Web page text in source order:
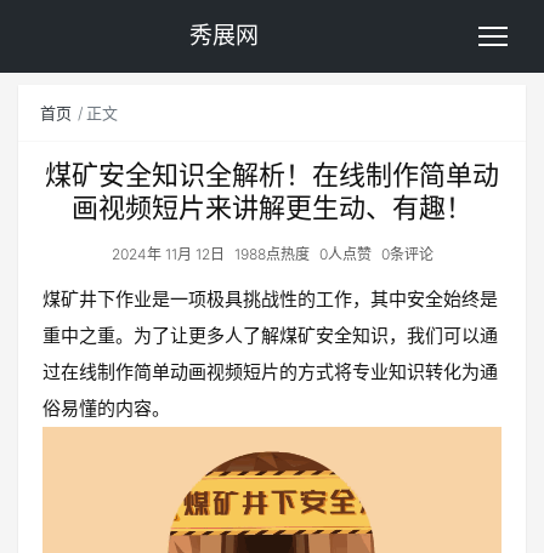
秀展网
首页 正文
煤矿安全知识全解析！在线制作简单动
画视频短片来讲解更生动、有趣！
2024年 11月 12日 1988点热度 0人点赞 0条评论
煤矿井下作业是一项极具挑战性的工作，其中安全始终是
重中之重。为了让更多人了解煤矿安全知识，我们可以通
过在线制作简单动画视频短片的方式将专业知识转化为通
俗易懂的内容。